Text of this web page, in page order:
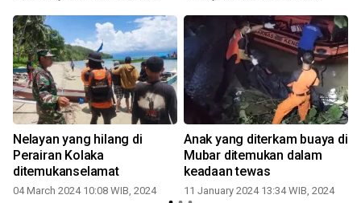
Nelayan yang hilang di
Perairan Kolaka
ditemukanselamat
04 March 2024 10:08 WIB, 2024
Anak yang diterkam buaya di
Mubar ditemukan dalam
keadaan tewas
11 January 2024 13:34 WIB, 2024